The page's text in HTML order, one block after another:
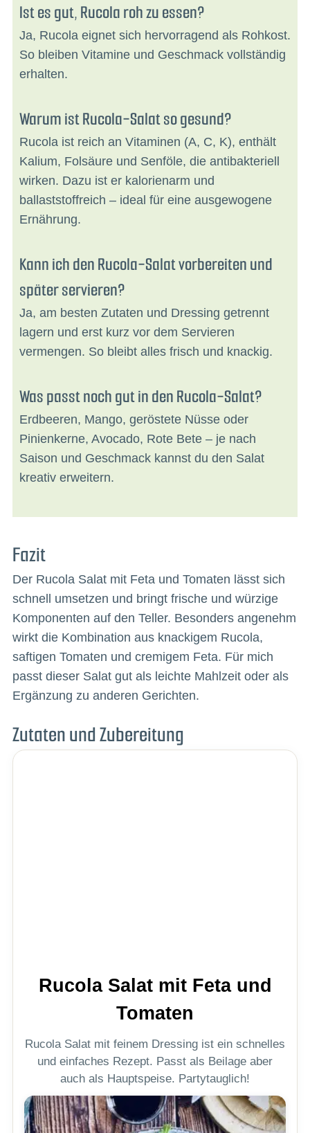
Ist es gut, Rucola roh zu essen?
Ja, Rucola eignet sich hervorragend als Rohkost.
So bleiben Vitamine und Geschmack vollständig
erhalten.
Warum ist Rucola-Salat so gesund?
Rucola ist reich an Vitaminen (A, C, K), enthält
Kalium, Folsäure und Senföle, die antibakteriell
wirken. Dazu ist er kalorienarm und
ballaststoffreich – ideal für eine ausgewogene
Ernährung.
Kann ich den Rucola-Salat vorbereiten und
später servieren?
Ja, am besten Zutaten und Dressing getrennt
lagern und erst kurz vor dem Servieren
vermengen. So bleibt alles frisch und knackig.
Was passt noch gut in den Rucola-Salat?
Erdbeeren, Mango, geröstete Nüsse oder
Pinienkerne, Avocado, Rote Bete – je nach
Saison und Geschmack kannst du den Salat
kreativ erweitern.
Fazit
Der Rucola Salat mit Feta und Tomaten lässt sich
schnell umsetzen und bringt frische und würzige
Komponenten auf den Teller. Besonders angenehm
wirkt die Kombination aus knackigem Rucola,
saftigen Tomaten und cremigem Feta. Für mich
passt dieser Salat gut als leichte Mahlzeit oder als
Ergänzung zu anderen Gerichten.
Zutaten und Zubereitung
Rucola Salat mit Feta und
Tomaten
Rucola Salat mit feinem Dressing ist ein schnelles
und einfaches Rezept. Passt als Beilage aber
auch als Hauptspeise. Partytauglich!